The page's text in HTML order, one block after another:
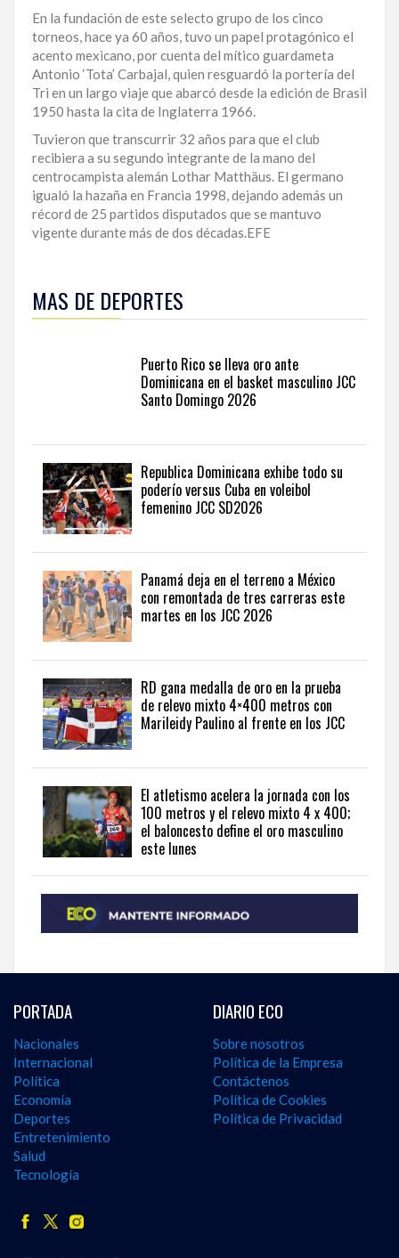
SAN
JUAN
LA
ALTAGRACIA
PUERTO
PLATA
CONTÁCTENOS
En la fundación de este selecto grupo de los cinco
torneos, hace ya 60 años, tuvo un papel protagónico el
acento mexicano, por cuenta del mítico guardameta
Antonio ‘Tota’ Carbajal, quien resguardó la portería del
Tri en un largo viaje que abarcó desde la edición de Brasil
1950 hasta la cita de Inglaterra 1966.
Tuvieron que transcurrir 32 años para que el club
recibiera a su segundo integrante de la mano del
centrocampista alemán Lothar Matthäus. El germano
igualó la hazaña en Francia 1998, dejando además un
récord de 25 partidos disputados que se mantuvo
vigente durante más de dos décadas.EFE
día
con
país
en
sports
news
from
the
Dominican
Republic.
MAS DE DEPORTES
Puerto Rico se lleva oro ante
Dominicana en el basket masculino JCC
Santo Domingo 2026
Republica Dominicana exhibe todo su
poderío versus Cuba en voleibol
femenino JCC SD2026
Panamá deja en el terreno a México
con remontada de tres carreras este
martes en los JCC 2026
RD gana medalla de oro en la prueba
de relevo mixto 4×400 metros con
Marileidy Paulino al frente en los JCC
El atletismo acelera la jornada con los
100 metros y el relevo mixto 4 x 400;
el baloncesto define el oro masculino
este lunes
PORTADA
Nacionales
Internacional
Política
Economía
Deportes
Entretenimiento
Salud
Tecnología
DIARIO ECO
Sobre nosotros
Política de la Empresa
Contáctenos
Política de Cookies
Política de Privacidad